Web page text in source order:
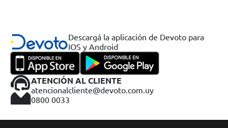
Descargá la aplicación de Devoto para
IOS y Android
ATENCIÓN AL CLIENTE
atencionalcliente@devoto.com.uy
0800 0033